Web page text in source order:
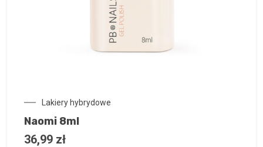
Lakiery hybrydowe
Naomi 8ml
36,99 zł